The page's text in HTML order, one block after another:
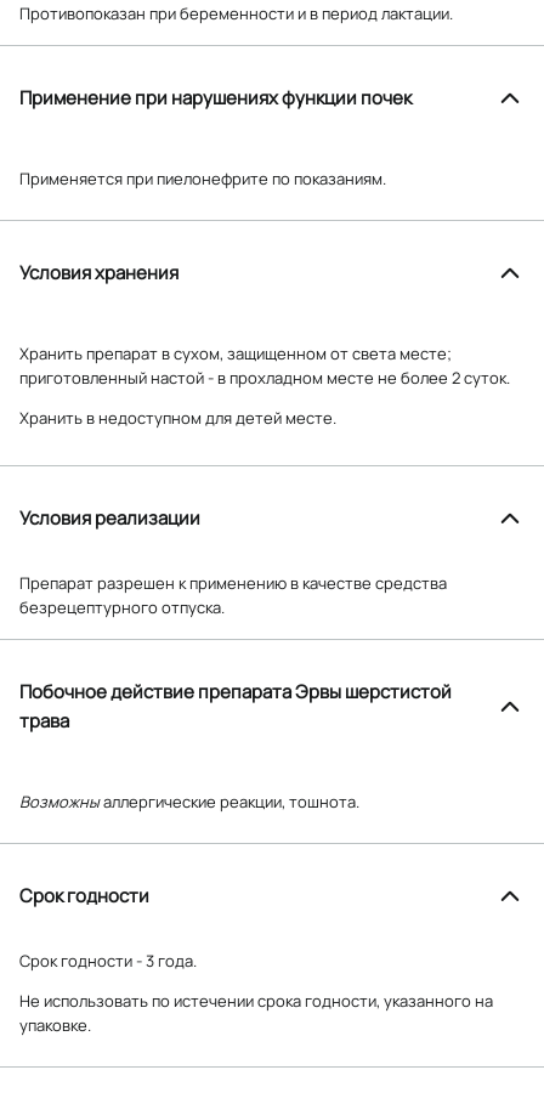
Противопоказан при беременности и в период лактации.
Применение при нарушениях функции почек
Применяется при пиелонефрите по показаниям.
Условия хранения
Хранить препарат в сухом, защищенном от света месте;
приготовленный настой - в прохладном месте не более 2 суток.
Хранить в недоступном для детей месте.
Условия реализации
Препарат разрешен к применению в качестве средства
безрецептурного отпуска.
Побочное действие препарата Эрвы шерстистой
трава
Возможныаллергические реакции, тошнота.
Срок годности
Срок годности - 3 года.
Не использовать по истечении срока годности, указанного на
упаковке.